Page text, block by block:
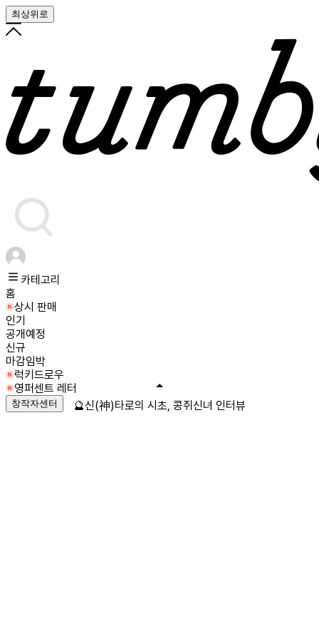
최상위로
카테고리
홈
상시 판매
인기
공개예정
신규
마감임박
럭키드로우
영퍼센트 레터
창작자센터 🔮신(神)타로의 시초, 콩쥐신녀 인터뷰